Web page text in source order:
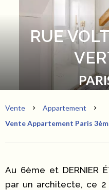
RUE
Vente
Appartement
Vente Appartement Paris
Au 6ème et DERNIER
par un architecte, ce 2